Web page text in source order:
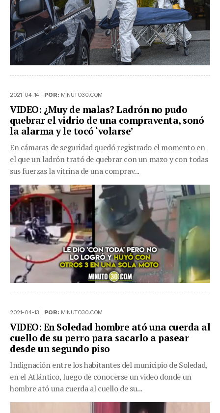
2021-04-14 | POR: MINUTO30.COM
VIDEO: ¿Muy de malas? Ladrón no pudo
quebrar el vidrio de una compraventa, sonó
la alarma y le tocó ‘volarse’
En cámaras de seguridad quedó registrado el momento en
el que un ladrón trató de quebrar con un mazo y con todas
sus fuerzas la vitrina de una comprav...
2021-04-13 | POR: MINUTO30.COM
VIDEO: En Soledad hombre ató una cuerda al
cuello de su perro para sacarlo a pasear
desde un segundo piso
Indignación entre los habitantes del municipio de Soledad,
en el Atlántico, luego de conocerse un video donde un
hombre ató una cuerda al cuello de su...